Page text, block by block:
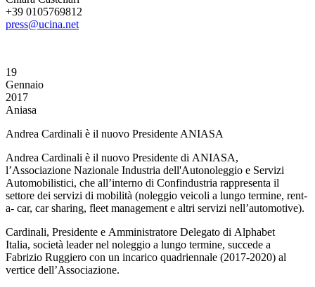
+39 0105769812
press@ucina.net
19
Gennaio
2017
Aniasa
Andrea Cardinali è il nuovo Presidente ANIASA
Andrea Cardinali è il nuovo Presidente di ANIASA,
l’Associazione Nazionale Industria dell'Autonoleggio e Servizi
Automobilistici, che all’interno di Confindustria rappresenta il
settore dei servizi di mobilità (noleggio veicoli a lungo termine, rent-
a- car, car sharing, fleet management e altri servizi nell’automotive).
Cardinali, Presidente e Amministratore Delegato di Alphabet
Italia, società leader nel noleggio a lungo termine, succede a
Fabrizio Ruggiero con un incarico quadriennale (2017-2020) al
vertice dell’Associazione.